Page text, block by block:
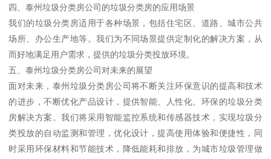
四、泰州垃圾分类房公司的垃圾分类房的应用场景
我们的垃圾分类房适用于各种场景，包括住宅区、道路、城市公共
场所、办公生产地等。我们为不同场景提供定制化的解决方案，从
而好地满足用户需求，提供的垃圾分类投放环境。
五、泰州垃圾分类房公司对未来的展望
面对未来，泰州垃圾分类房公司将不断关注环保意识的提高和技术
的进步，不断优化产品设计，提供智能、人性化、环保的垃圾分类
房解决方案。我们将采用智能监控系统和传感器技术，实现垃圾分
类投放的自动监测和管理，优化设计，提高使用体验和便捷性，同
时采用环保材料和节能技术，降低能耗和排放，为城市垃圾管理做